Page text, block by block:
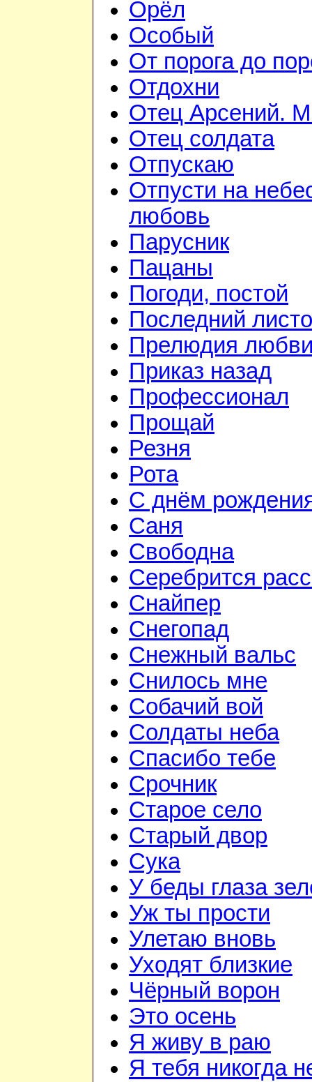
Орёл
Особый
От порога до
Отдохни
Отец Арсений.
Отец солдата
Отпускаю
Отпусти на
любовь
Парусник
Пацаны
Погоди, постой
Последний
Прелюдия
Приказ назад
Профессионал
Прощай
Резня
Рота
С днём
Саня
Свободна
Серебрится
Снайпер
Снегопад
Снежный вальс
Снилось мне
Собачий вой
Солдаты неба
Спасибо тебе
Срочник
Старое село
Старый двор
Сука
У беды глаза
Уж ты прости
Улетаю вновь
Уходят близкие
Чёрный ворон
Это осень
Я живу в раю
Я тебя никогда